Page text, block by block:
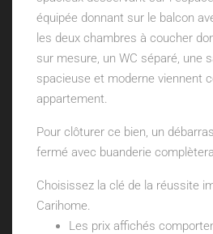
équipée donnant sur le balcon
les deux chambres à coucher
sur mesure, un WC séparé, une
spacieuse et moderne viennent
appartement.
Pour clôturer ce bien, un
fermé avec buanderie
Choisissez la clé de la réussite
Carihome.
Les prix affichés